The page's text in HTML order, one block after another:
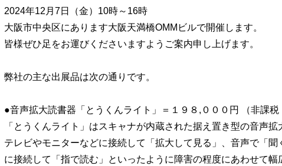
2024年12月7日（金）10時～16時
大阪市中央区にあります大阪天満橋OMMビルで開催します。
皆様ぜひ足をお運びくださいますようご案内申し上げます。
弊社の主な出展品は次の通りです。
●音声拡大読書器「とうくんライト」＝１９８,０００円 （非課税
「とうくんライト」はスキャナが内蔵された据え置き型の音声拡
テレビやモニターなどに接続して「拡大して見る」、音声で「聞
に接続して「指で読む」といったように障害の程度にあわせて幅